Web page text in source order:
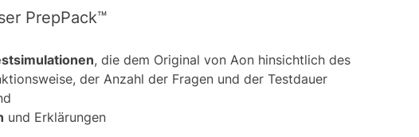
PrepPack™
, die dem Original von Aon hinsichtlich des
der Anzahl der Fragen und der Testdauer
und Erklärungen